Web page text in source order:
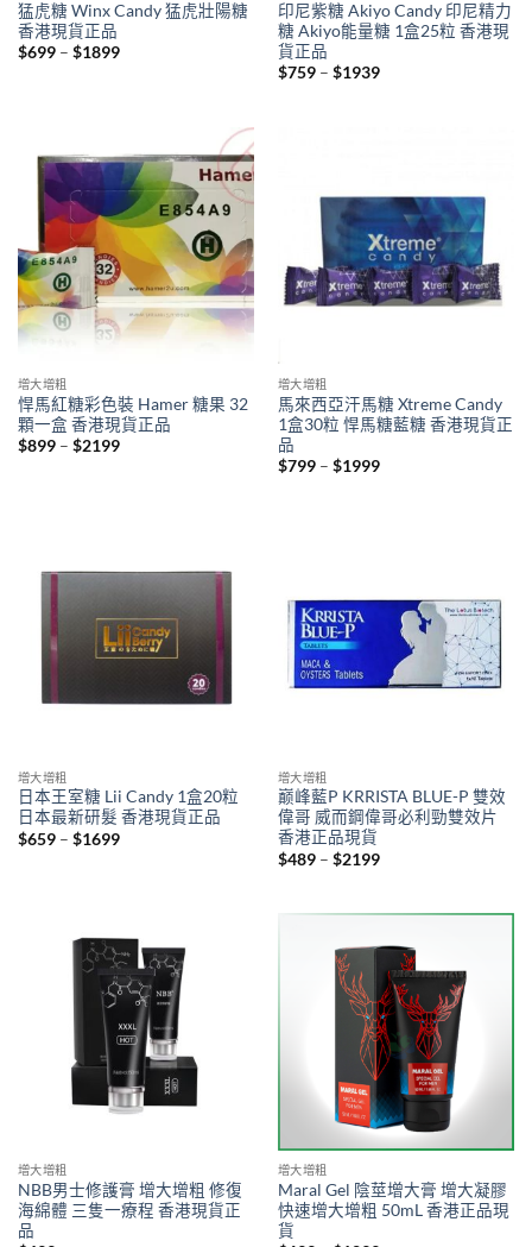
猛虎糖 Winx Candy 猛虎壯陽糖
香港現貨正品
$699 – $1899Price
印尼紫糖 Akiyo Candy 印尼精力
糖 Akiyo能量糖 1盒25粒 香港現
貨正品
$759 – $1939Price
增大增粗
悍馬紅糖彩色裝 Hamer 糖果 32
顆一盒 香港現貨正品
$899 – $2199Price
增大增粗
馬來西亞汗馬糖 Xtreme Candy
1盒30粒 悍馬糖藍糖 香港現貨正
品
$799 – $1999Price
增大增粗
日本王室糖 Lii Candy 1盒20粒
日本最新研髮 香港現貨正品
$659 – $1699Price
增大增粗
巅峰藍P KRRISTA BLUE-P 雙效
偉哥 威而鋼偉哥必利勁雙效片
香港正品現貨
$489 – $2199Price
$2199
增大增粗
NBB男士修護膏 增大增粗 修復
海綿體 三隻一療程 香港現貨正
品
增大增粗
Maral Gel 陰莖增大膏 增大凝膠
快速增大增粗 50mL 香港正品現
貨